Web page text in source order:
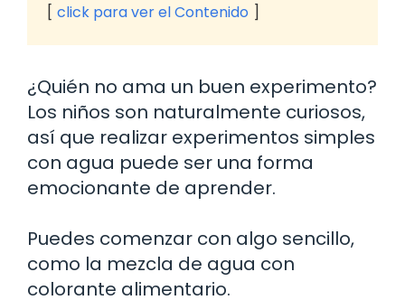
click para ver el Contenido
¿Quién no ama un buen experimento?
Los niños son naturalmente curiosos,
así que realizar experimentos simples
con agua puede ser una forma
emocionante de aprender.
Puedes comenzar con algo sencillo,
como la mezcla de agua con
colorante alimentario.